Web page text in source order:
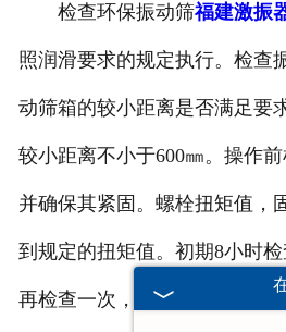
检查环保振动筛福建激振
照润滑要求的规定执行。检查
动筛箱的较小距离是否满足要
较小距离不小于600㎜。操作
并确保其紧固。螺栓扭矩值，
到规定的扭矩值。初期8小时
再检查一次，以后每隔720小时